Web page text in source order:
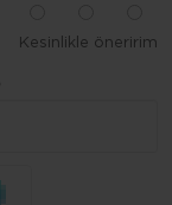
Kesinlikle öneririm